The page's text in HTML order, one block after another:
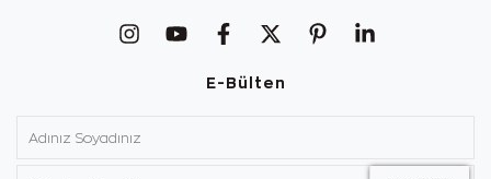
E-Bülten